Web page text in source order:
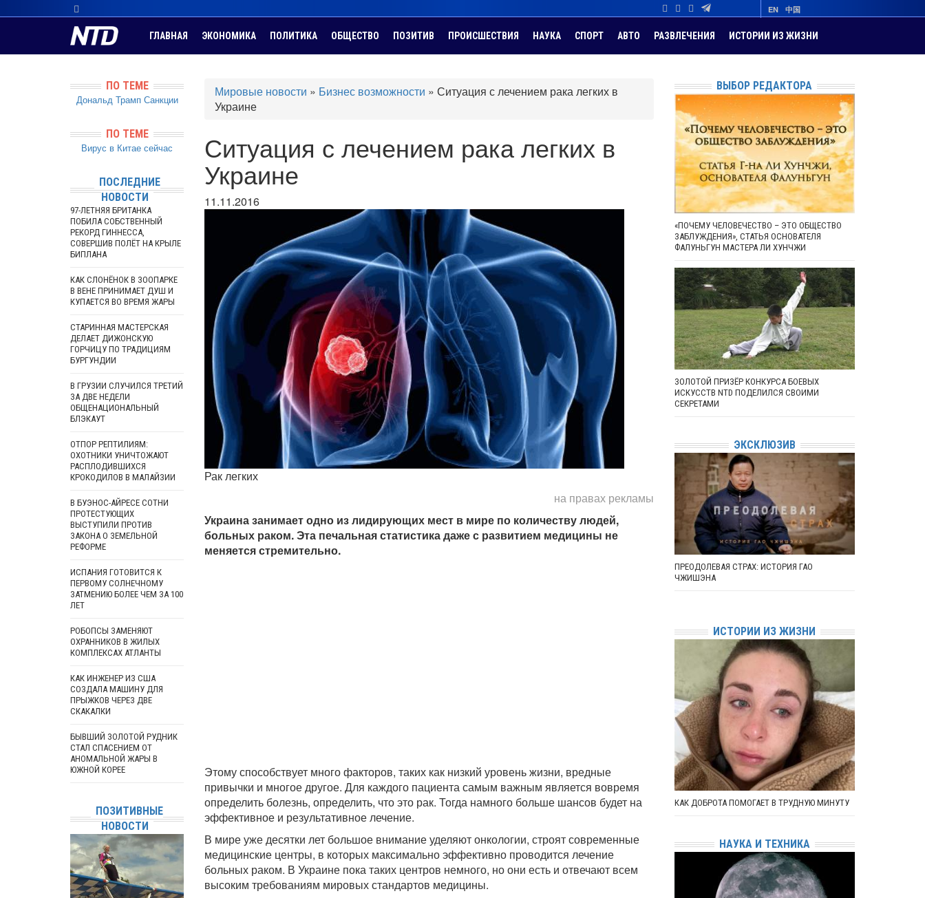
EN 中国
ГЛАВНАЯ ЭКОНОМИКА ПОЛИТИКА ОБЩЕСТВО ПОЗИТИВ ПРОИСШЕСТВИЯ НАУКА СПОРТ АВТО РАЗВЛЕЧЕНИЯ ИСТОРИИ ИЗ ЖИЗНИ
Мировые новости » Бизнес возможности » Ситуация с лечением рака легких в
Украине
Ситуация с лечением рака легких в
Украине
11.11.2016
Рак легких
на правах рекламы
Украина занимает одно из лидирующих мест в мире по количеству людей,
больных раком. Эта печальная статистика даже с развитием медицины не
меняется стремительно.
Этому способствует много факторов, таких как низкий уровень жизни, вредные
привычки и многое другое. Для каждого пациента самым важным является вовремя
определить болезнь, определить, что это рак. Тогда намного больше шансов будет на
эффективное и результативное лечение.
В мире уже десятки лет большое внимание уделяют онкологии, строят современные
медицинские центры, в которых максимально эффективно проводится лечение
больных раком. В Украине пока таких центров немного, но они есть и отвечают всем
высоким требованиям мировых стандартов медицины.
ПО ТЕМЕ
Дональд Трамп Санкции
ПО ТЕМЕ
Вирус в Китае сейчас
ПОСЛЕДНИЕ
НОВОСТИ
97-ЛЕТНЯЯ БРИТАНКА
ПОБИЛА СОБСТВЕННЫЙ
РЕКОРД ГИННЕССА,
СОВЕРШИВ ПОЛЁТ НА КРЫЛЕ
БИПЛАНА
КАК СЛОНЁНОК В ЗООПАРКЕ
В ВЕНЕ ПРИНИМАЕТ ДУШ И
КУПАЕТСЯ ВО ВРЕМЯ ЖАРЫ
СТАРИННАЯ МАСТЕРСКАЯ
ДЕЛАЕТ ДИЖОНСКУЮ
ГОРЧИЦУ ПО ТРАДИЦИЯМ
БУРГУНДИИ
В ГРУЗИИ СЛУЧИЛСЯ ТРЕТИЙ
ЗА ДВЕ НЕДЕЛИ
ОБЩЕНАЦИОНАЛЬНЫЙ
БЛЭКАУТ
ОТПОР РЕПТИЛИЯМ:
ОХОТНИКИ УНИЧТОЖАЮТ
РАСПЛОДИВШИХСЯ
КРОКОДИЛОВ В МАЛАЙЗИИ
В БУЭНОС-АЙРЕСЕ СОТНИ
ПРОТЕСТУЮЩИХ
ВЫСТУПИЛИ ПРОТИВ
ЗАКОНА О ЗЕМЕЛЬНОЙ
РЕФОРМЕ
ИСПАНИЯ ГОТОВИТСЯ К
ПЕРВОМУ СОЛНЕЧНОМУ
ЗАТМЕНИЮ БОЛЕЕ ЧЕМ ЗА 100
ЛЕТ
РОБОПСЫ ЗАМЕНЯЮТ
ОХРАННИКОВ В ЖИЛЫХ
КОМПЛЕКСАХ АТЛАНТЫ
КАК ИНЖЕНЕР ИЗ США
СОЗДАЛА МАШИНУ ДЛЯ
ПРЫЖКОВ ЧЕРЕЗ ДВЕ
СКАКАЛКИ
БЫВШИЙ ЗОЛОТОЙ РУДНИК
СТАЛ СПАСЕНИЕМ ОТ
АНОМАЛЬНОЙ ЖАРЫ В
ЮЖНОЙ КОРЕЕ
ПОЗИТИВНЫЕ
НОВОСТИ
ВЫБОР РЕДАКТОРА
«ПОЧЕМУ ЧЕЛОВЕЧЕСТВО – ЭТО ОБЩЕСТВО
ЗАБЛУЖДЕНИЯ», СТАТЬЯ ОСНОВАТЕЛЯ
ФАЛУНЬГУН МАСТЕРА ЛИ ХУНЧЖИ
ЗОЛОТОЙ ПРИЗЁР КОНКУРСА БОЕВЫХ
ИСКУССТВ NTD ПОДЕЛИЛСЯ СВОИМИ
СЕКРЕТАМИ
ЭКСКЛЮЗИВ
ПРЕОДОЛЕВАЯ СТРАХ: ИСТОРИЯ ГАО
ЧЖИШЭНА
ИСТОРИИ ИЗ ЖИЗНИ
КАК ДОБРОТА ПОМОГАЕТ В ТРУДНУЮ МИНУТУ
НАУКА И ТЕХНИКА